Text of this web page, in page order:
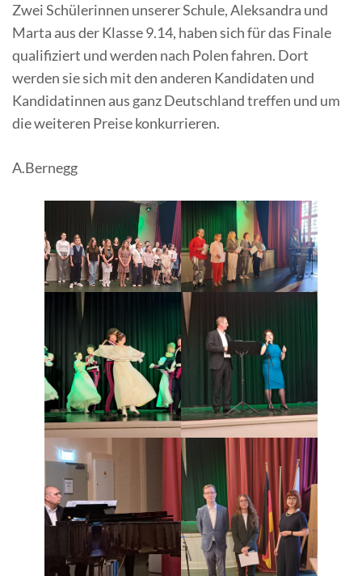
Zwei Schülerinnen unserer Schule, Aleksandra und
Marta aus der Klasse 9.14, haben sich für das Finale
qualifiziert und werden nach Polen fahren. Dort
werden sie sich mit den anderen Kandidaten und
Kandidatinnen aus ganz Deutschland treffen und um
die weiteren Preise konkurrieren.
A.Bernegg